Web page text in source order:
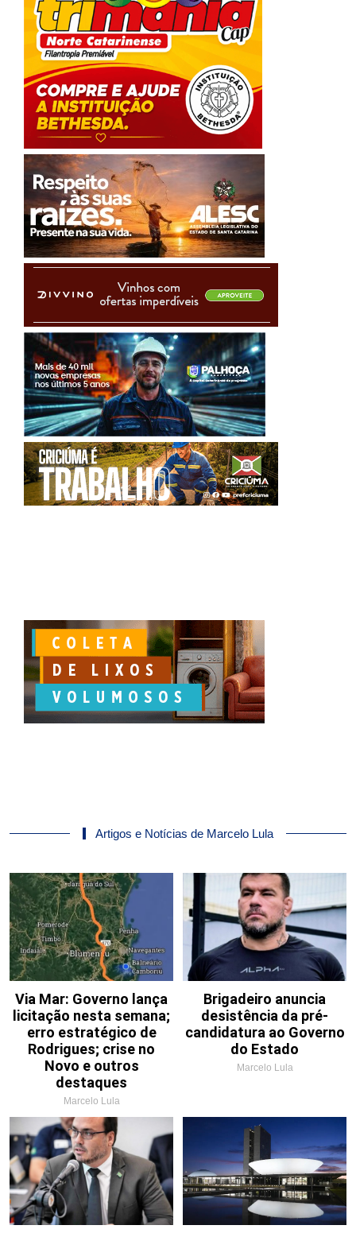
Artigos e Notícias de Marcelo Lula
Via Mar: Governo lança
licitação nesta semana;
erro estratégico de
Rodrigues; crise no
Novo e outros
destaques
Marcelo Lula
Brigadeiro anuncia
desistência da pré-
candidatura ao Governo
do Estado
Marcelo Lula